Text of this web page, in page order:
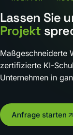
Lassen Sie
Projekt
Maßgeschneiderte
zertifizierte KI-
Unternehmen in
Anfrage starten